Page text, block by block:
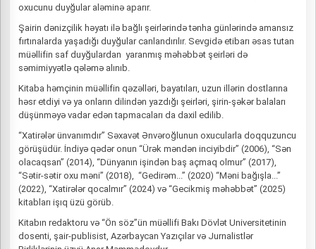
oxucunu duyğular aləminə aparır.
Şairin dənizçilik həyatı ilə bağlı şeirlərində tənha günlərində amansız
fırtınalarda yaşadığı duyğular canlandırılır. Sevgidə etibarı əsas tutan
müəllifin saf duyğulardan yaranmış məhəbbət şeirləri də
səmimiyyətlə qələmə alınıb.
Kitaba həmçinin müəllifin qəzəlləri, bayatıları, uzun illərin dostlarına
həsr etdiyi və ya onların dilindən yazdığı şeirləri, şirin-şəkər balaları
düşünməyə vadar edən tapmacaları da daxil edilib.
“Xatirələr ünvanımdır” Səxavət Ənvəroğlunun oxucularla doqquzuncu
görüşüdür. İndiyə qədər onun “Ürək məndən inciyibdir” (2006), “Sən
olacaqsan” (2014), “Dünyanın işindən baş açmaq olmur” (2017),
“Sətir-sətir oxu məni” (2018), “Gedirəm...” (2020) “Məni bağışla...”
(2022), “Xatirələr qocalmır” (2024) və “Gecikmiş məhəbbət” (2025)
kitabları işıq üzü görüb.
Kitabın redaktoru və “Ön söz”ün müəllifi Bakı Dövlət Universitetinin
dosenti, şair-publisist, Azərbaycan Yazıçılar və Jurnalistlər